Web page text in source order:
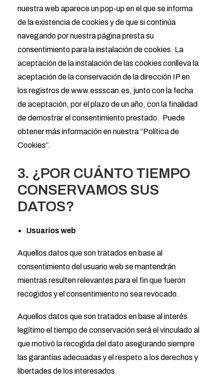
nuestra web aparece un pop-up en el que se informa
de la existencia de cookies y de que si continúa
navegando por nuestra página presta su
consentimiento para la instalación de cookies. La
aceptación de la instalación de las cookies conlleva la
aceptación de la conservación de la dirección IP en
los registros de www.essscan.es, junto con la fecha
de aceptación, por el plazo de un año, con la finalidad
de demostrar el consentimiento prestado. Puede
obtener más información en nuestra “Política de
Cookies”.
3. ¿POR CUÁNTO TIEMPO
CONSERVAMOS SUS
DATOS?
Usuarios web
Aquellos datos que son tratados en base al
consentimiento del usuario web se mantendrán
mientras resulten relevantes para el fin que fueron
recogidos y el consentimiento no sea revocado.
Aquellos datos que son tratados en base al interés
legítimo el tiempo de conservación será el vinculado al
que motivó la recogida del dato asegurando siempre
las garantías adecuadas y el respeto a los derechos y
libertades de los interesados.